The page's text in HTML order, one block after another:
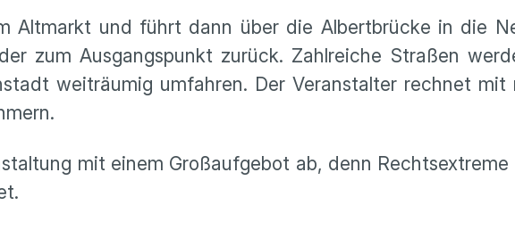
Altmarkt und führt dann über die Albertbrücke in die
zum Ausgangspunkt zurück. Zahlreiche Straßen
weiträumig umfahren. Der Veranstalter rechnet mit
mit einem Großaufgebot ab, denn